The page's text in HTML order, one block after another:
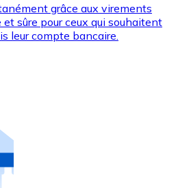
grâce aux virements
sûre pour ceux qui souhaitent
leur compte bancaire.